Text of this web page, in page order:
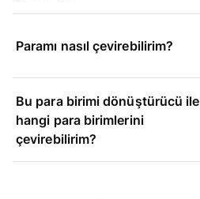
Paramı nasıl çevirebilirim?
Bu para birimi dönüştürücü ile
hangi para birimlerini
çevirebilirim?